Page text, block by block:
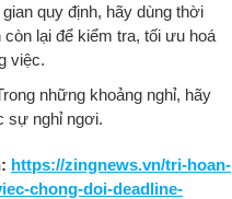
quy định, hãy dùng thời
còn lại để kiểm tra, tối ưu hoá
việc.
những khoảng nghỉ, hãy
sự nghỉ ngơi.
https://zingnews.vn/tri-hoan-
chong-doi-deadline-